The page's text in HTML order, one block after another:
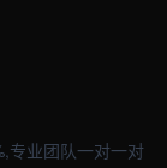
专业团队一对一对